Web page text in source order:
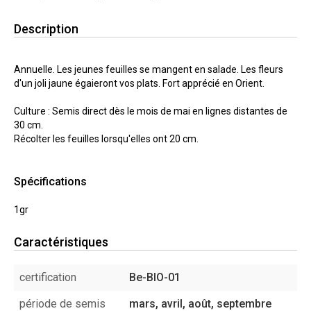
Description
Annuelle. Les jeunes feuilles se mangent en salade. Les fleurs
d'un joli jaune égaieront vos plats. Fort apprécié en Orient.
Culture : Semis direct dès le mois de mai en lignes distantes de
30 cm.
Récolter les feuilles lorsqu'elles ont 20 cm.
Spécifications
1gr
Caractéristiques
certification
Be-BIO-01
période de semis
mars, avril, août, septembre